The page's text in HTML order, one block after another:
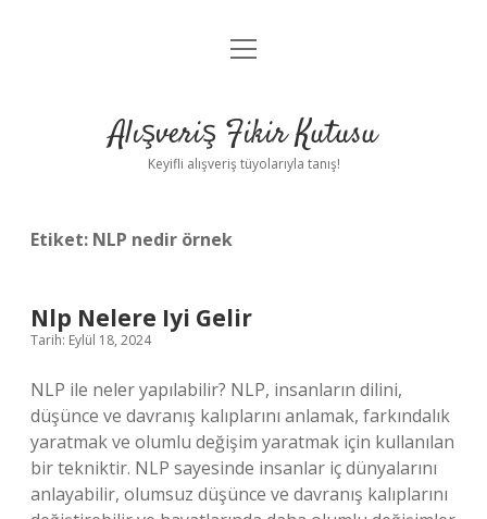
Anasayfa
Yasal Uyarı
menüyü
Alışveriş Fikir Kutusu
Keyifli alışveriş tüyolarıyla tanış!
Etiket: NLP nedir örnek
Nlp Nelere Iyi Gelir
Tarih: Eylül 18, 2024
NLP ile neler yapılabilir? NLP, insanların dilini,
düşünce ve davranış kalıplarını anlamak, farkındalık
yaratmak ve olumlu değişim yaratmak için kullanılan
bir tekniktir. NLP sayesinde insanlar iç dünyalarını
anlayabilir, olumsuz düşünce ve davranış kalıplarını